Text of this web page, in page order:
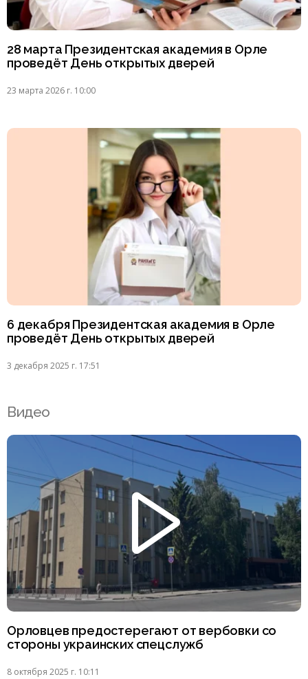
28 марта Президентская академия в Орле
проведёт День открытых дверей
23 марта 2026 г. 10:00
6 декабря Президентская академия в Орле
проведёт День открытых дверей
3 декабря 2025 г. 17:51
Видео
Орловцев предостерегают от вербовки со
стороны украинских спецслужб
8 октября 2025 г. 10:11